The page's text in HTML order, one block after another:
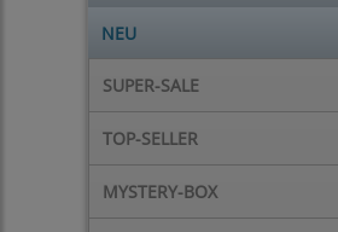
NEU
SUPER-SALE
TOP-SELLER
MYSTERY-BOX